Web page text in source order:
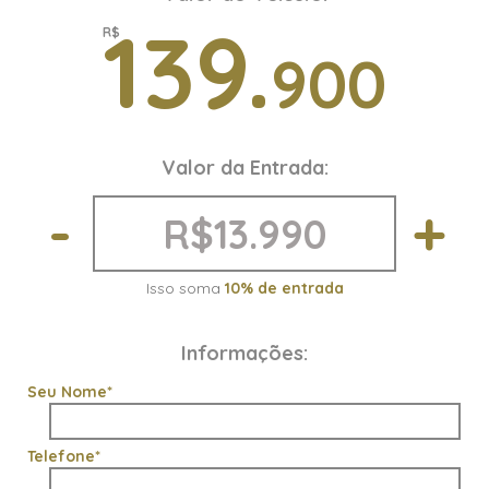
Air bag motorista
Controle de estabilidade
Freios ABS
R$
139.900
Valor da Entrada:
- +
Isso soma 10% de entrada
Informações:
Seu Nome*
Telefone*